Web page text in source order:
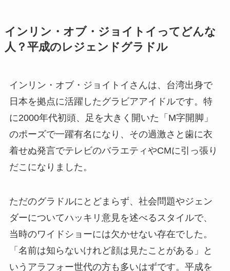
インリン・オブ・ジョイトイってどんな
人？平成のレジェンドグラドル
インリン・オブ・ジョイトイさんは、台湾出身で
日本を拠点に活躍したグラビアアイドルです。特
に2000年代初頭、足を大きく開いた「M字開脚」
のポーズで一躍有名になり、その過激さと歯に衣
着せぬ発言でテレビのバラエティやCMに引っ張り
だこになりました。
ただのグラドルにとどまらず、社会問題やジェン
ダーについてハッキリ意見を述べるスタイルで、
当時のワイドショーには欠かせない存在でした。
「名前は知らないけれど顔は見たことがある」と
いうアラフォー世代の方も多いはずです。平成を